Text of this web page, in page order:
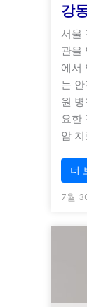
강
서울
관을
에서
는
원
요한
암
더
7월